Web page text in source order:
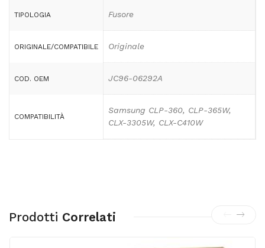
TIPOLOGIA Fusore
ORIGINALE/COMPATIBILE Originale
COD. OEM JC96-06292A
COMPATIBILITÀ
Samsung CLP-360, CLP-365W,
CLX-3305W, CLX-C410W
Prodotti Correlati